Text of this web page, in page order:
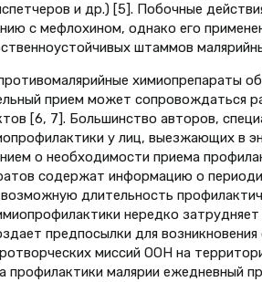
и др.) [5]. Побочные
с мефлохином, однако его
штаммов
химиопрепараты
прием может сопровождаться
[6, 7]. Большинство авторов,
у лиц, выезжающих в
о необходимости приема
содержат информацию о
длительность
нередко
предпосылки для
миссий ООН на
профилактики малярии ежедневный